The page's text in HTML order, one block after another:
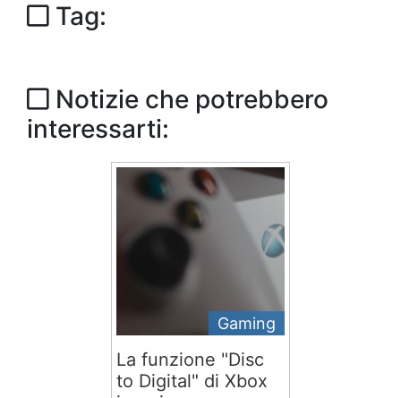
Tag:
Notizie che potrebbero
interessarti:
Gaming
La funzione "Disc
to Digital" di Xbox